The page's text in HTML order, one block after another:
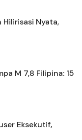
Nyata,
M 7,8 Filipina: 15
Eksekutif,